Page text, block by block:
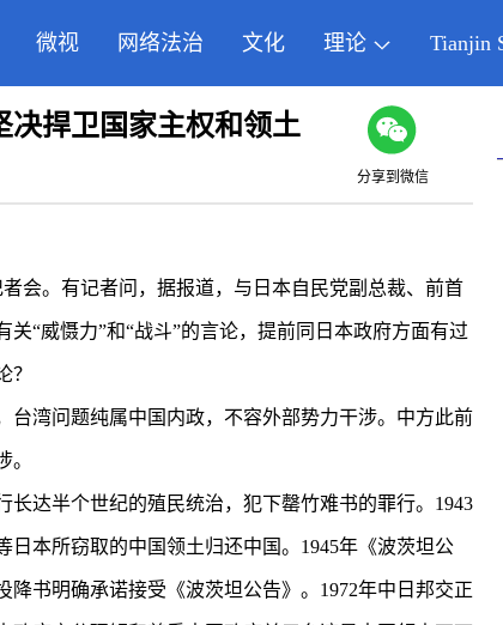
微视 网络法治 文化 理论 Tianjin
决捍卫国家主权和领土
分享到微信
。有记者问，据报道，与日本自民党副总裁、前首
“威慑力”和“战斗”的言论，提前同日本政府方面有过
？
湾问题纯属中国内政，不容外部势力干涉。中方此前
。
达半个世纪的殖民统治，犯下罄竹难书的罪行。1943
本所窃取的中国领土归还中国。1945年《波茨坦公
降书明确承诺接受《波茨坦公告》。1972年中日邦交正